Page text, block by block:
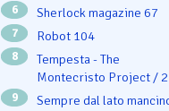
6 Sherlock magazine 67
7 Robot 104
8
Tempesta - The
Montecristo Project / 2
9 Sempre dal lato